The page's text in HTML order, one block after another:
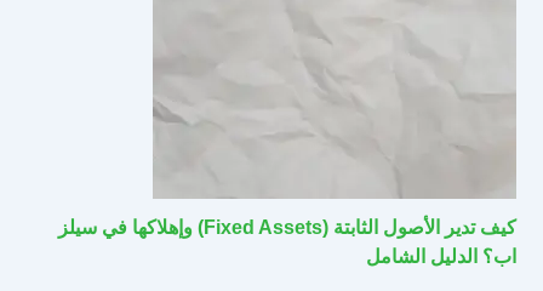
كيف تدير الأصول الثابتة (Fixed Assets) وإهلاكها في سيلز
اب؟ الدليل الشامل